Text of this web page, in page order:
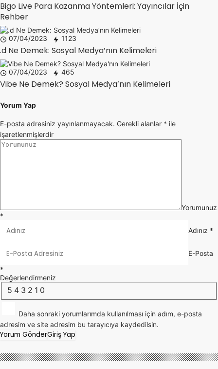
Bigo Live Para Kazanma Yöntemleri: Yayıncılar İçin
Rehber
07/04/2023 1123
.d Ne Demek: Sosyal Medya’nın Kelimeleri
07/04/2023 465
Vibe Ne Demek? Sosyal Medya’nın Kelimeleri
Yorum Yap
E-posta adresiniz yayınlanmayacak. Gerekli alanlar * ile
işaretlenmişlerdir
Yorumunuz
*
Adınız *
E-Posta
*
Değerlendirmeniz
5 4 3 2 1 0
Daha sonraki yorumlarımda kullanılması için adım, e-posta
adresim ve site adresim bu tarayıcıya kaydedilsin.
Yorum GönderGiriş Yap